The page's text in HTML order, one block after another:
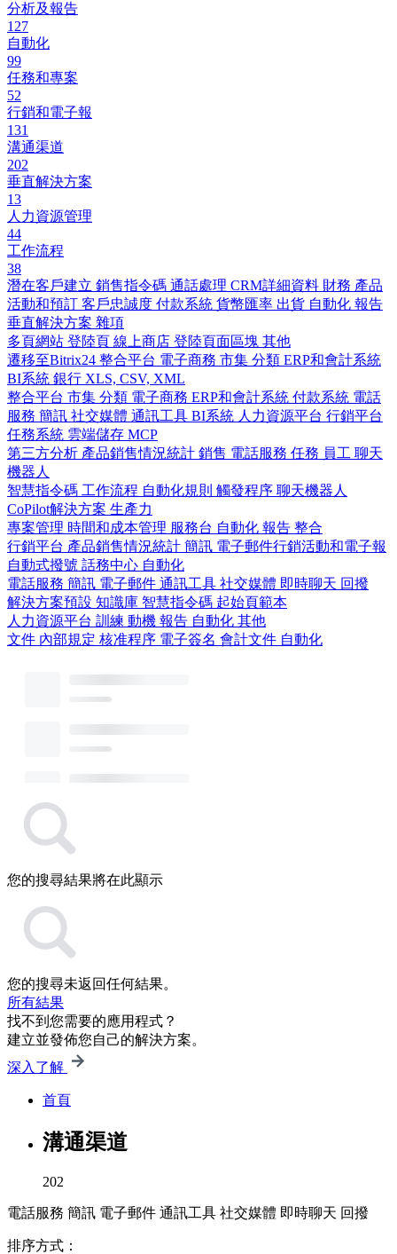
分析及報告
127
自動化
99
任務和專案
52
行銷和電子報
131
溝通渠道
202
垂直解決方案
13
人力資源管理
44
工作流程
38
潛在客戶建立 銷售指令碼 通話處理 CRM詳細資料 財務 產品
活動和預訂 客戶忠誠度 付款系統 貨幣匯率 出貨 自動化 報告
垂直解決方案 雜項
多頁網站 登陸頁 線上商店 登陸頁面區塊 其他
遷移至Bitrix24 整合平台 電子商務 市集 分類 ERP和會計系統
BI系統 銀行 XLS, CSV, XML
整合平台 市集 分類 電子商務 ERP和會計系統 付款系統 電話
服務 簡訊 社交媒體 通訊工具 BI系統 人力資源平台 行銷平台
任務系統 雲端儲存 MCP
第三方分析 產品銷售情況統計 銷售 電話服務 任務 員工 聊天
機器人
智慧指令碼 工作流程 自動化規則 觸發程序 聊天機器人
CoPilot解決方案 生產力
專案管理 時間和成本管理 服務台 自動化 報告 整合
行銷平台 產品銷售情況統計 簡訊 電子郵件行銷活動和電子報
自動式撥號 話務中心 自動化
電話服務 簡訊 電子郵件 通訊工具 社交媒體 即時聊天 回撥
解決方案預設 知識庫 智慧指令碼 起始頁範本
人力資源平台 訓練 動機 報告 自動化 其他
文件 內部規定 核准程序 電子簽名 會計文件 自動化
您的搜尋結果將在此顯示
您的搜尋未返回任何結果。
所有結果
找不到您需要的應用程式？
建立並發佈您自己的解決方案。
深入了解
首頁
溝通渠道
202
電話服務 簡訊 電子郵件 通訊工具 社交媒體 即時聊天 回撥
排序方式：